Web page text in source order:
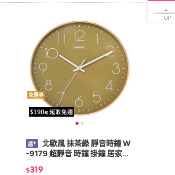
免運券
北歐風 抹茶綠 靜音時鐘 W
-9179 超靜音 時鐘 掛鐘 居家裝
飾
$319
TOP